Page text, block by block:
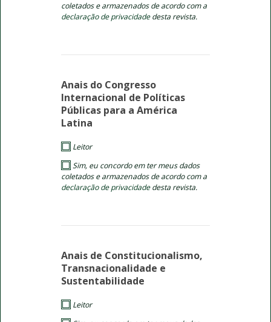
coletados e armazenados de acordo com a
declaração de privacidadedesta revista.
Anais do Congresso
Internacional de Políticas
Públicas para a América
Latina
Leitor
coletados e armazenados de acordo com a
declaração de privacidadedesta revista.
Anais de Constitucionalismo,
Transnacionalidade e
Sustentabilidade
Leitor